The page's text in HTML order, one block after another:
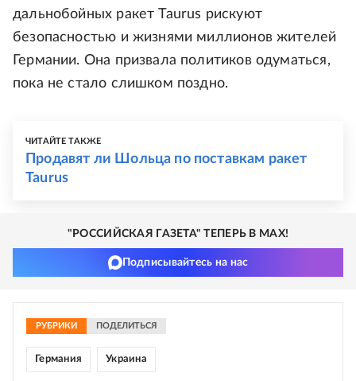
дальнобойных ракет Taurus рискуют
безопасностью и жизнями миллионов жителей
Германии. Она призвала политиков одуматься,
пока не стало слишком поздно.
ЧИТАЙТЕ ТАКЖЕ
Продавят ли Шольца по поставкам ракет
Taurus
"РОССИЙСКАЯ ГАЗЕТА" ТЕПЕРЬ В MAX!
Подписывайтесь на нас
РУБРИКИ ПОДЕЛИТЬСЯ
Германия Украина